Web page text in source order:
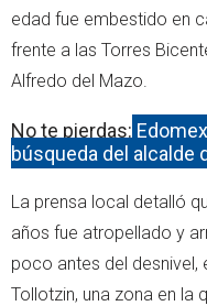
edad fue embestido en
frente a las Torres
Alfredo del Mazo.
No te pierdas:
búsqueda del alcalde
La prensa local detalló
años fue atropellado y
poco antes del desnivel,
Tollotzin, una zona en la